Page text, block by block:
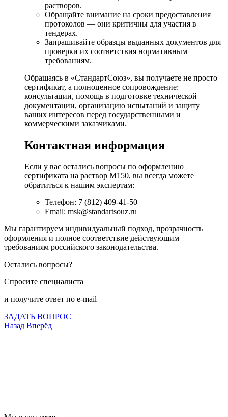
растворов.
Обращайте внимание на сроки предоставления
протоколов — они критичны для участия в
тендерах.
Запрашивайте образцы выданных документов для
проверки их соответствия нормативным
требованиям.
Обращаясь в «СтандартСоюз», вы получаете не просто
сертификат, а полноценное сопровождение:
консультации, помощь в подготовке технической
документации, организацию испытаний и защиту
ваших интересов перед государственными и
коммерческими заказчиками.
Контактная информация
Если у вас остались вопросы по оформлению
сертификата на раствор М150, вы всегда можете
обратиться к нашим экспертам:
Телефон: 7 (812) 409-41-50
Email: msk@standartsouz.ru
Мы гарантируем индивидуальный подход, прозрачность
оформления и полное соответствие действующим
требованиям российского законодательства.
Остались вопросы?
Спросите специалиста
и получите ответ по e-mail
ЗАДАТЬ ВОПРОС
Назад Вперёд